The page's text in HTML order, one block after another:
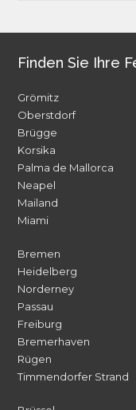
Finden Sie Ihre
Grömitz
Oberstdorf
Brügge
Korsika
Palma de Mallorca
Neapel
Mailand
Miami
Bremen
Heidelberg
Norderney
Passau
Freiburg
Bremerhaven
Rügen
Timmendorfer Strand